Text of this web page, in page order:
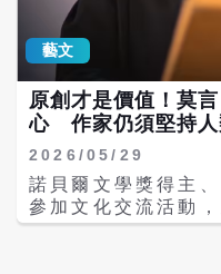
藝文
原創才是價值！莫
心 作家仍須堅持人
2026/05/29
諾貝爾文學獎得主
參加文化交流活動
奇心與想像力」為